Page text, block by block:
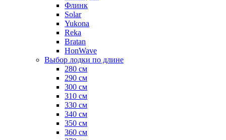
Флинк
Solar
Yukona
Reka
Bratan
HonWave
Выбор лодки по длине
280 см
290 см
300 см
310 см
330 см
340 см
350 см
360 см